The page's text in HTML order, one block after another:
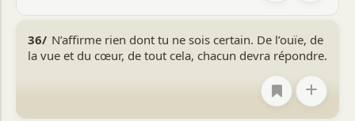
36/ N’affirme rien dont tu ne sois certain. De l’ouïe, de
la vue et du cœur, de tout cela, chacun devra répondre.
+